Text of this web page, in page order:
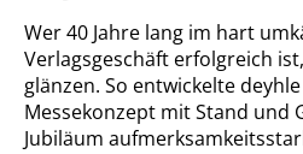
Wer 40 Jahre lang im hart
Verlagsgeschäft erfolgreich
glänzen. So entwickelte
Messekonzept mit Stand und
Jubiläum